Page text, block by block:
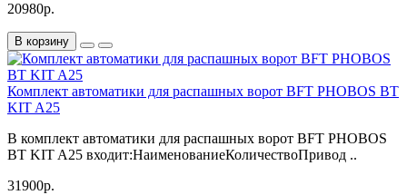
20980р.
В корзину
Комплект автоматики для распашных ворот BFT PHOBOS BT
KIT A25
В комплект автоматики для распашных ворот BFT PHOBOS
BT KIT A25 входит:НаименованиеКоличествоПривод ..
31900р.